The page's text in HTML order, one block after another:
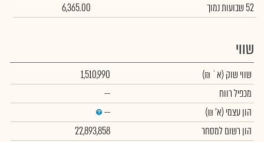
52 שבועות נמוך
6,365.00
שווי
שווי שוק (א` ₪)
1,510,990
מכפיל רווח
--
הון עצמי (א' ₪)
--
הון רשום למסחר
22,893,858